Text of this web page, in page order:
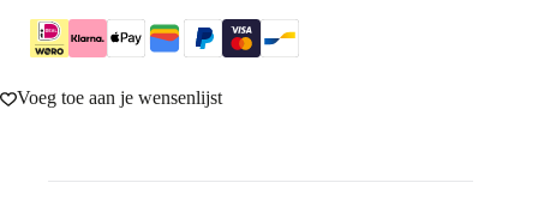
Voeg toe aan je wensenlijst